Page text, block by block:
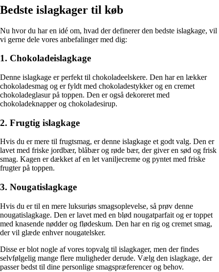
Bedste islagkager til køb
Nu hvor du har en idé om, hvad der definerer den bedste islagkage, vil
vi gerne dele vores anbefalinger med dig:
1. Chokoladeislagkage
Denne islagkage er perfekt til chokoladeelskere. Den har en lækker
chokoladesmag og er fyldt med chokoladestykker og en cremet
chokoladeglasur på toppen. Den er også dekoreret med
chokoladeknapper og chokoladesirup.
2. Frugtig islagkage
Hvis du er mere til frugtsmag, er denne islagkage et godt valg. Den er
lavet med friske jordbær, blåbær og røde bær, der giver en sød og frisk
smag. Kagen er dækket af en let vaniljecreme og pyntet med friske
frugter på toppen.
3. Nougatislagkage
Hvis du er til en mere luksuriøs smagsoplevelse, så prøv denne
nougatislagkage. Den er lavet med en blød nougatparfait og er toppet
med knasende nødder og flødeskum. Den har en rig og cremet smag,
der vil glæde enhver nougatelsker.
Disse er blot nogle af vores topvalg til islagkager, men der findes
selvfølgelig mange flere muligheder derude. Vælg den islagkage, der
passer bedst til dine personlige smagspræferencer og behov.